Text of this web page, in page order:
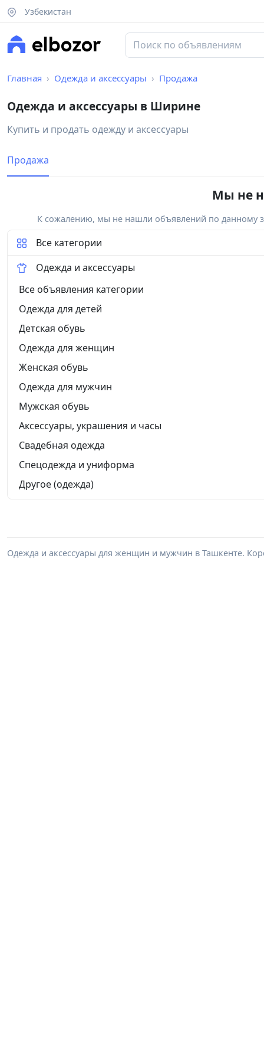
Узбекистан
Главная Одежда и аксессуары Продажа
Одежда и аксессуары в Ширине
Купить и продать одежду и аксессуары
Продажа
Мы не
К сожалению, мы не нашли объявлений по данному
Все категории
Одежда и аксессуары
Все объявления категории
Одежда для детей
Детская обувь
Одежда для женщин
Женская обувь
Одежда для мужчин
Мужская обувь
Аксессуары, украшения и часы
Свадебная одежда
Спецодежда и униформа
Другое (одежда)
Одежда и аксессуары для женщин и мужчин в Ташкенте.